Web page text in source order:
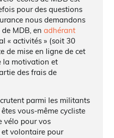
pour des questions
nous demandons
MDB, en adhérant
« activités » (soit 30
de mise en ligne de cet
la motivation et
des frais de
parmi les militants
vous-même cycliste
vélo pour vos
volontaire pour